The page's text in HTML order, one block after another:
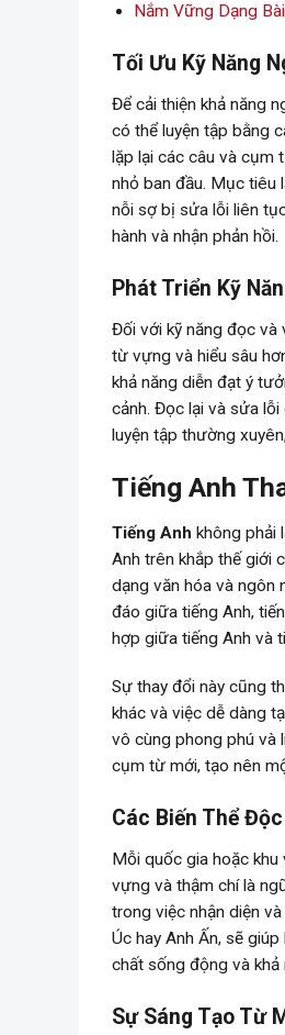
Nắm Vững Dạng
Tối Ưu Kỹ Năng
Để cải thiện khả năng
có thể luyện tập bằng
lặp lại các câu và cụm
nhỏ ban đầu. Mục tiêu
nỗi sợ bị sửa lỗi liên
hành và nhận phản hồi.
Phát Triển Kỹ
Đối với kỹ năng đọc và
từ vựng và hiểu sâu
khả năng diễn đạt ý
cảnh. Đọc lại và sửa
luyện tập thường
Tiếng Anh
Tiếng Anh không phải
Anh trên khắp thế giới
dạng văn hóa và ngôn
đáo giữa tiếng Anh,
hợp giữa tiếng Anh và
Sự thay đổi này cũng
khác và việc dễ dàng
vô cùng phong phú và
cụm từ mới, tạo nên
Các Biến Thể
Mỗi quốc gia hoặc
vựng và thậm chí là
trong việc nhận diện
Úc hay Anh Ấn, sẽ
chất sống động và khả
Sự Sáng Tạo Từ